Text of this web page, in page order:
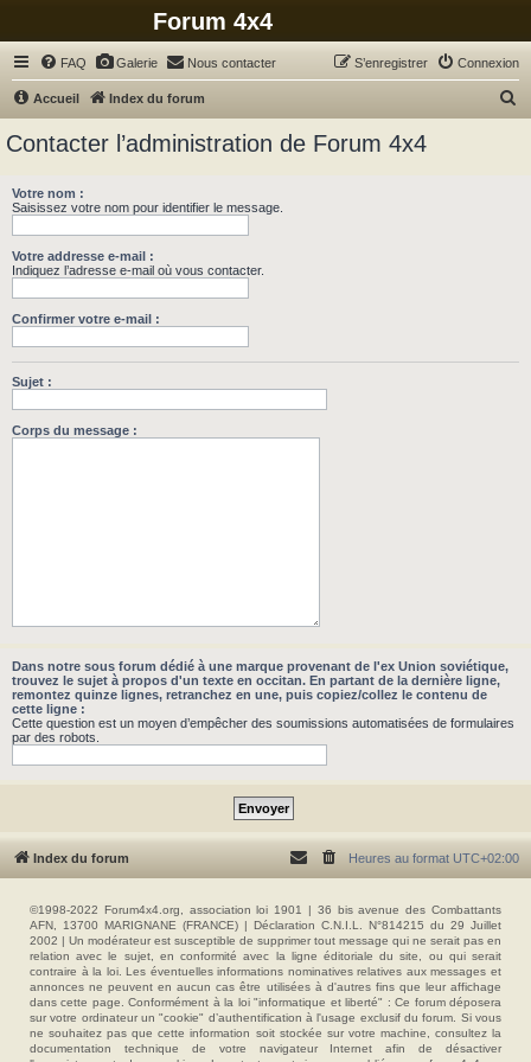
Forum 4x4
FAQ Galerie Nous contacter Connexion
S’enregistrer
Accueil Index du forum
Contacter l’administration de Forum 4x4
Votre nom :
Saisissez votre nom pour identifier le message.
Votre addresse e-mail :
Indiquez l’adresse e-mail où vous contacter.
Confirmer votre e-mail :
Sujet :
Corps du message :
Dans notre sous forum dédié à une marque provenant de l'ex Union soviétique,
trouvez le sujet à propos d'un texte en occitan. En partant de la dernière ligne,
remontez quinze lignes, retranchez en une, puis copiez/collez le contenu de
cette ligne :
Cette question est un moyen d’empêcher des soumissions automatisées de formulaires
par des robots.
Index du forum Heures au format UTC+02:00
©1998-2022 Forum4x4.org, association loi 1901 | 36 bis avenue des Combattants
AFN, 13700 MARIGNANE (FRANCE) | Déclaration C.N.I.L. N°814215 du 29 Juillet
2002 | Un modérateur est susceptible de supprimer tout message qui ne serait pas en
relation avec le sujet, en conformité avec la ligne éditoriale du site, ou qui serait
contraire à la loi. Les éventuelles informations nominatives relatives aux messages et
annonces ne peuvent en aucun cas être utilisées à d'autres fins que leur affichage
dans cette page. Conformément à la loi "informatique et liberté" : Ce forum déposera
sur votre ordinateur un "cookie" d’authentification à l'usage exclusif du forum. Si vous
ne souhaitez pas que cette information soit stockée sur votre machine, consultez la
documentation technique de votre navigateur Internet afin de désactiver